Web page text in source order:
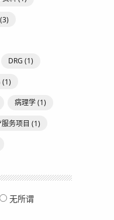
(3)
DRG (1)
(1)
病理学(1)
服务项目 (1)
无所谓